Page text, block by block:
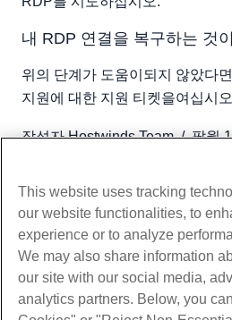
내 RDP 연결을 복구하는 것
위의 단계가 도움이되지 않았다
지원에 대한 지원 티켓을여십시
작성자 Hostwinds Team/팔월
제품
웹 호스팅
서비스
This website uses tracking
our website functionalities, to
experience or to analyze
We may also share information
our site with our social media,
analytics partners. Below, you